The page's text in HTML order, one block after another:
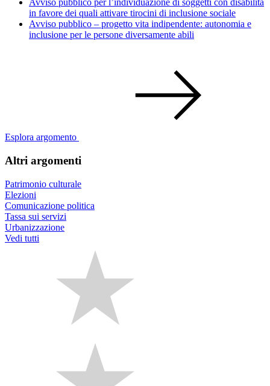
Avviso pubblico per l’individuazione di soggetti con disabilità
in favore dei quali attivare tirocini di inclusione sociale
Avviso pubblico – progetto vita indipendente: autonomia e
inclusione per le persone diversamente abili
Esplora argomento
Altri argomenti
Patrimonio culturale
Elezioni
Comunicazione politica
Tassa sui servizi
Urbanizzazione
Vedi tutti